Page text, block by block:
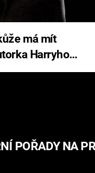
má mít
Harryho
ráznou
POŘADY NA